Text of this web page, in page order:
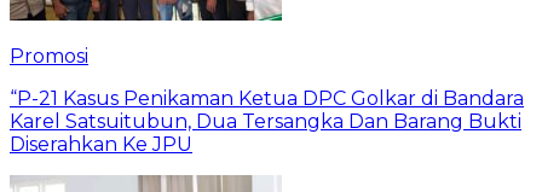
Promosi
“P-21 Kasus Penikaman Ketua DPC Golkar di Bandara
Karel Satsuitubun, Dua Tersangka Dan Barang Bukti
Diserahkan Ke JPU